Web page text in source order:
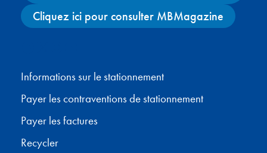
Cliquez ici pour consulter MBMagazine
Informations sur le stationnement
Payer les contraventions de stationnement
Payer les factures
Recycler